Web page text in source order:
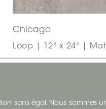
Chicago
Loop | 12" x 24" | Mat
sans égal. Nous